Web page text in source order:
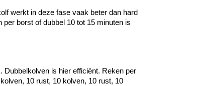
werkt in deze fase vaak beter dan hard
borst of dubbel 10 tot 15 minuten is
Dubbelkolven is hier efficiënt. Reken per
10 rust, 10 kolven, 10 rust, 10